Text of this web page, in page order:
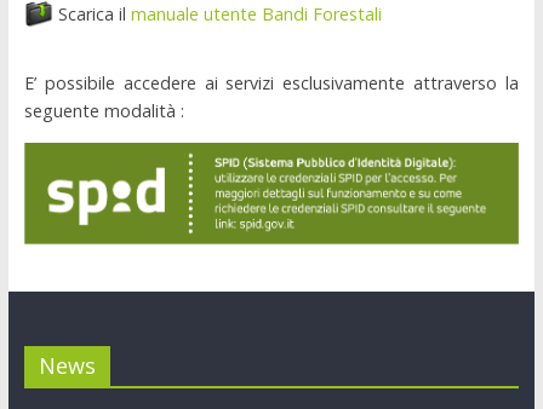
Scarica il manuale utente Bandi Forestali
E’ possibile accedere ai servizi esclusivamente attraverso la
seguente modalità :
News